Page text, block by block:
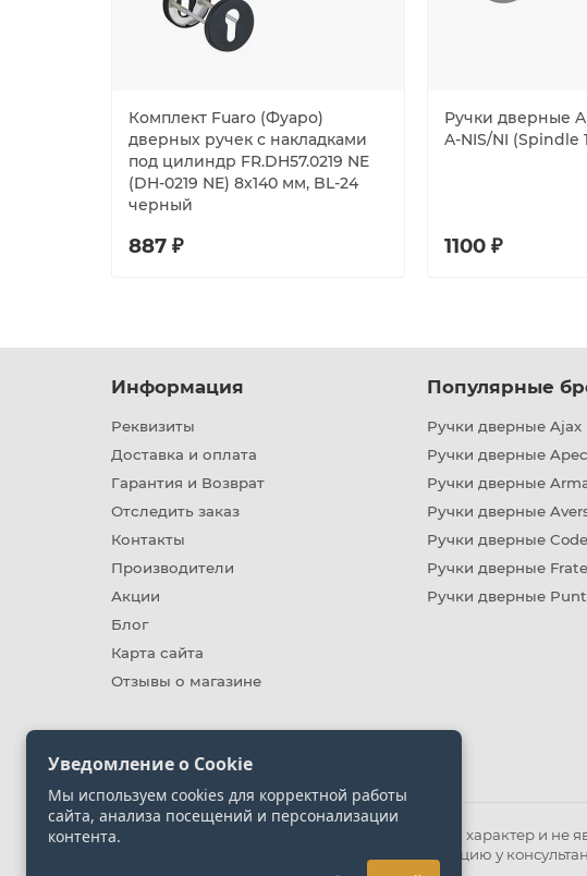
Комплект Fuaro (Фуаро)
дверных ручек с накладками
под цилиндр FR.DH57.0219 NE
(DH-0219 NE) 8x140 мм, BL-24
черный
887 ₽
Ручки дверные
A-NIS/NI (Spindle
1100 ₽
Информация
Реквизиты
Доставка и оплата
Гарантия и Возврат
Отследить заказ
Контакты
Производители
Акции
Блог
Карта сайта
Отзывы о магазине
Популярные
Ручки дверные Ajax
Ручки дверные
Ручки дверные
Ручки дверные
Ручки дверные
Ручки дверные
Ручки дверные
Информация на сайте носит ознакомительный характер и не
представленных на сайте. Уточняйте информацию у
Уведомление о Cookie
Мы используем cookies для корректной работы
сайта, анализа посещений и персонализации
контента.